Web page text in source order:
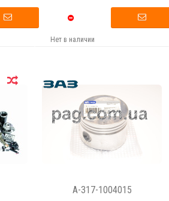
Нет в наличии
A-317-1004015